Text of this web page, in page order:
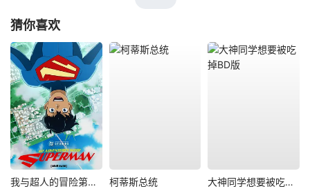
猜你喜欢
我与超人的冒险第三季 柯蒂斯总统 大神同学想要被吃掉BD版